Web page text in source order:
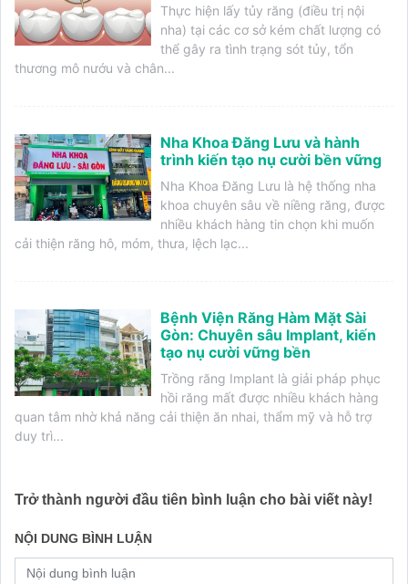
Thực hiện lấy tủy răng (điều trị nội
nha) tại các cơ sở kém chất lượng có
thể gây ra tình trạng sót tủy, tổn
thương mô nướu và chân...
Nha Khoa Đăng Lưu và hành
trình kiến tạo nụ cười bền vững
Nha Khoa Đăng Lưu là hệ thống nha
khoa chuyên sâu về niềng răng, được
nhiều khách hàng tin chọn khi muốn
cải thiện răng hô, móm, thưa, lệch lạc...
Bệnh Viện Răng Hàm Mặt Sài
Gòn: Chuyên sâu Implant, kiến
tạo nụ cười vững bền
Trồng răng Implant là giải pháp phục
hồi răng mất được nhiều khách hàng
quan tâm nhờ khả năng cải thiện ăn nhai, thẩm mỹ và hỗ trợ
duy trì...
Trở thành người đầu tiên bình luận cho bài viết này!
NỘI DUNG BÌNH LUẬN